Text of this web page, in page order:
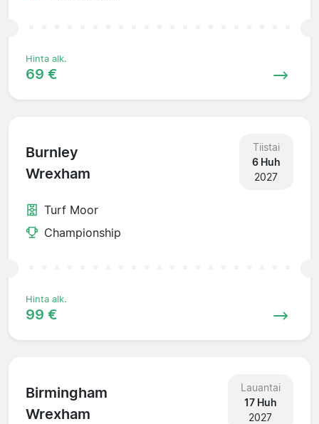
Hinta alk.
69 €
Burnley
Wrexham
Tiistai
6 Huh
2027
Turf Moor
Championship
Hinta alk.
99 €
Birmingham
Wrexham
Lauantai
17 Huh
2027